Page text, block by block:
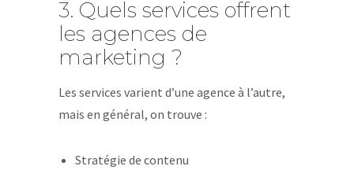
3. Quels services offrent
les agences de
marketing ?
Les services varient d’une agence à l’autre,
mais en général, on trouve :
Stratégie de contenu